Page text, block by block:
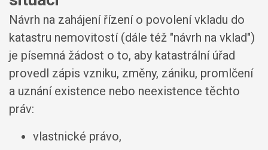
Návrh na zahájení řízení o povolení vkladu do
katastru nemovitostí (dále též "návrh na vklad")
je písemná žádost o to, aby katastrální úřad
provedl zápis vzniku, změny, zániku, promlčení
a uznání existence nebo neexistence těchto
práv:
vlastnické právo,